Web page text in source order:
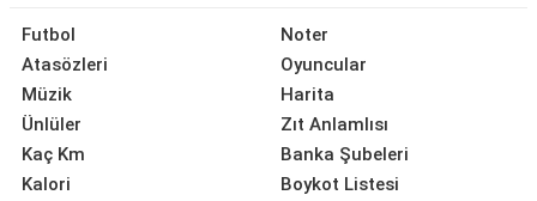
Futbol
Atasözleri
Müzik
Ünlüler
Kaç Km
Kalori
Noter
Oyuncular
Harita
Zıt Anlamlısı
Banka Şubeleri
Boykot Listesi